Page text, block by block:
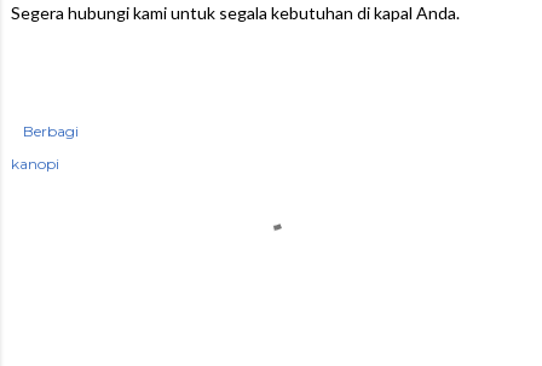
Segera hubungi kami untuk segala kebutuhan di kapal Anda.
Berbagi
kanopi